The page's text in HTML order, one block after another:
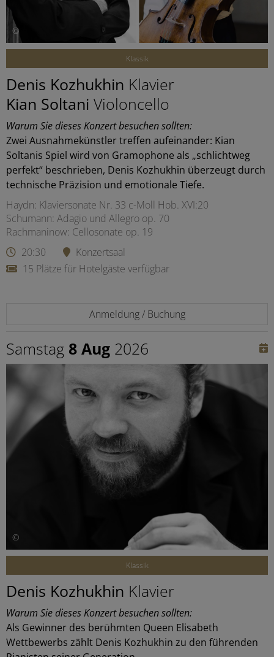
©
Klassik
Denis Kozhukhin Klavier
Kian Soltani Violoncello
Warum Sie dieses Konzert besuchen sollten:
Zwei Ausnahmekünstler treffen aufeinander: Kian
Soltanis Spiel wird von Gramophone als „schlichtweg
perfekt“ beschrieben, Denis Kozhukhin überzeugt durch
technische Präzision und emotionale Tiefe.
Haydn: Klaviersonate Nr. 33 c-Moll Hob. XVI:20
Schumann: Adagio und Allegro op. 70
Rachmaninow: Cellosonate op. 19
20:30
Konzertsaal
15 Plätze für Hotelgäste verfügbar
Anmeldung / Buchung
Samstag 8 Aug 2026
©
Klassik
Denis Kozhukhin Klavier
Warum Sie dieses Konzert besuchen sollten:
Als Gewinner des berühmten Queen Elisabeth
Wettbewerbs zählt Denis Kozhukhin zu den führenden